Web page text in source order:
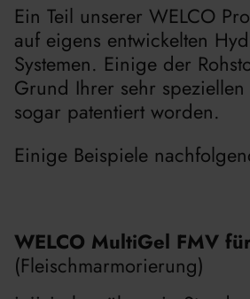
Ein Teil unserer WELCO
auf eigens entwickelten
Systemen. Einige der
Grund Ihrer sehr speziellen
sogar patentiert worden.
Einige Beispiele
WELCO MultiGel FMV
(Fleischmarmorierung)